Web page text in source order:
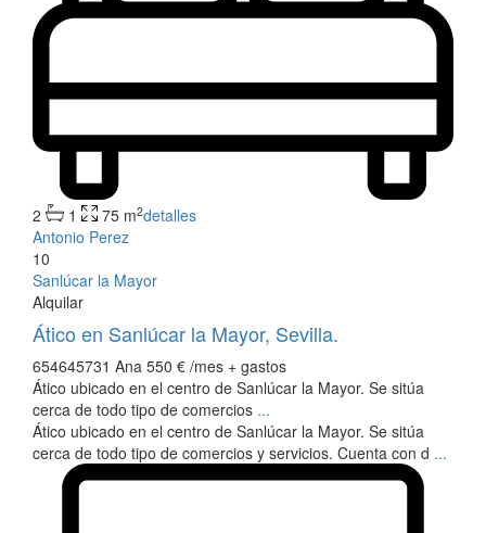
2 1 75 m2detalles
Antonio Perez
10
Sanlúcar la Mayor
Alquilar
Ático en Sanlúcar la Mayor, Sevilla.
654645731 Ana 550 € /mes + gastos
Ático ubicado en el centro de Sanlúcar la Mayor. Se sitúa
cerca de todo tipo de comercios ...
Ático ubicado en el centro de Sanlúcar la Mayor. Se sitúa
cerca de todo tipo de comercios y servicios. Cuenta con d ...